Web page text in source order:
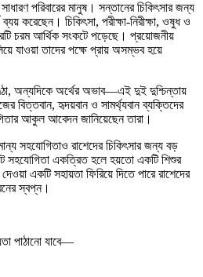
পরিবারের মানুষ। সন্তানের চিকিৎসার জন্য
করেছেন। চিকিৎসা, পরীক্ষা-নিরীক্ষা, ওষুধ ও
চরম আর্থিক সংকটে পড়েছে। প্রয়োজনীয়
যাওয়া তাদের পক্ষে প্রায় অসম্ভব হয়ে
অন্যদিকে অর্থের অভাব—এই দুই দুশ্চিন্তায়
বিত্তবান, হৃদয়বান ও সামর্থ্যবান ব্যক্তিদের
আকুল আবেদন জানিয়েছেন তারা।
সহযোগিতাও রাশেদের চিকিৎসার জন্য বড়
সহযোগিতা একত্রিত হলে হয়তো একটি শিশুর
একটি সহায়তা ফিরিয়ে দিতে পারে রাশেদের
স্বপ্ন।
পাঠানো যাবে—